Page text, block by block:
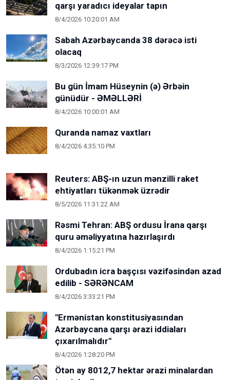
qarşı yaradıcı ideyalar tapın
8/4/2026 10:20:01 AM
Sabah Azərbaycanda 38 dərəcə isti
olacaq
8/3/2026 12:39:17 PM
Bu gün İmam Hüseynin (ə) Ərbəin
günüdür - ƏMƏLLƏRİ
8/4/2026 10:00:01 AM
Quranda namaz vaxtları
8/4/2026 4:35:10 PM
Reuters: ABŞ-ın uzun mənzilli raket
ehtiyatları tükənmək üzrədir
8/5/2026 11:31:22 AM
Rəsmi Tehran: ABŞ ordusu İrana qarşı
quru əməliyyatına hazırlaşırdı
8/4/2026 1:15:21 PM
Ordubadın icra başçısı vəzifəsindən azad
edilib - SƏRƏNCAM
8/4/2026 3:33:21 PM
"Ermənistan konstitusiyasından
Azərbaycana qarşı ərazi iddiaları
çıxarılmalıdır"
8/4/2026 1:28:20 PM
Ötən ay 8012,7 hektar ərazi minalardan